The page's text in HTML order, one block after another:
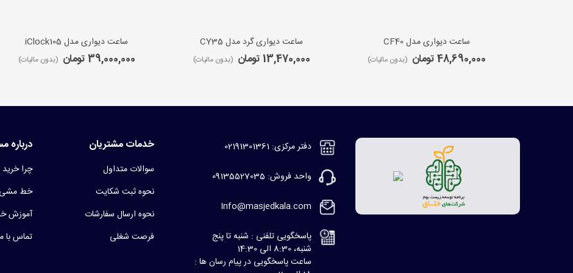
ساعت دیواری مدل CF40
48,690,000 تومان (بدون مالیات)
ساعت دیواری گرد مدل CY35
13,470,000 تومان (بدون مالیات)
ساعت دیواری مدل iClock105
39,000,000 تومان (بدون مالیات)
دفتر مرکزی: 02191301361
واحد فروش: 09135527035
Info@masjedkala.com
پاسخگویی تلفنی : شنبه تا پنج
شنبه، 8:30 الی 14:30
ساعت پاسخگویی در پیام رسان ها :
خدمات مشتریان
سوالات متداول
نحوه ثبت شکایت
نحوه ارسال سفارشات
فرصت شغلی
درباره
چرا
خط مشی
آموزش
تماس با